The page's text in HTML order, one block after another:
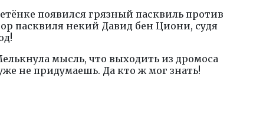
появился грязный пасквиль против
пасквиля некий Давид бен Циони, судя
мысль, что выходить из дромоса
не придумаешь. Да кто ж мог знать!